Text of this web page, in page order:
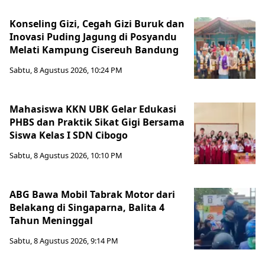
Konseling Gizi, Cegah Gizi Buruk dan
Inovasi Puding Jagung di Posyandu
Melati Kampung Cisereuh Bandung
Sabtu, 8 Agustus 2026, 10:24 PM
Mahasiswa KKN UBK Gelar Edukasi
PHBS dan Praktik Sikat Gigi Bersama
Siswa Kelas I SDN Cibogo
Sabtu, 8 Agustus 2026, 10:10 PM
ABG Bawa Mobil Tabrak Motor dari
Belakang di Singaparna, Balita 4
Tahun Meninggal
Sabtu, 8 Agustus 2026, 9:14 PM